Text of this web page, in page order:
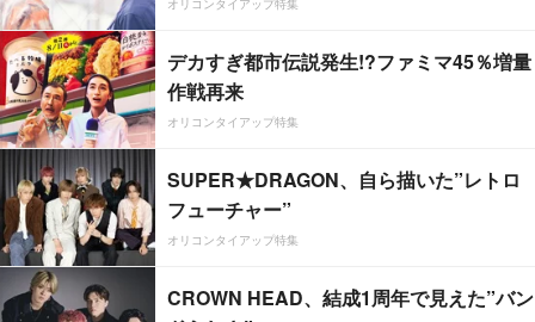
オリコンタイアップ特集
デカすぎ都市伝説発生!?ファミマ45％増量
作戦再来
オリコンタイアップ特集
SUPER★DRAGON、自ら描いた”レトロ
フューチャー”
オリコンタイアップ特集
CROWN HEAD、結成1周年で見えた”バン